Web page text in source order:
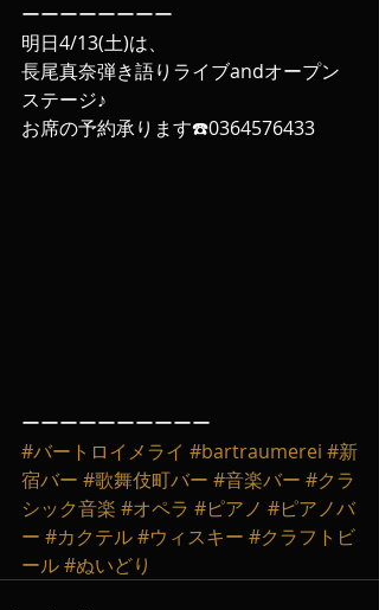
ーーーーーーーー
明日4/13(土)は、
長尾真奈弾き語りライブandオープン
ステージ♪
お席の予約承ります☎️0364576433
ーーーーーーーーーー
#バートロイメライ #bartraumerei #新
宿バー #歌舞伎町バー #音楽バー #クラ
シック音楽 #オペラ #ピアノ #ピアノバ
ー #カクテル#ウィスキー #クラフトビ
ール#ぬいどり